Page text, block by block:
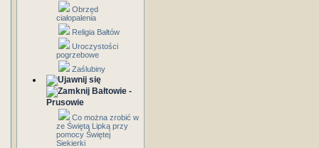
Obrzęd
ciałopalenia
Religia Bałtów
Uroczystości
pogrzebowe
Zaślubiny
Bałtowie -
Prusowie
Co można zrobić w
ze Świętą Lipką przy
pomocy Świętej
Siekierki